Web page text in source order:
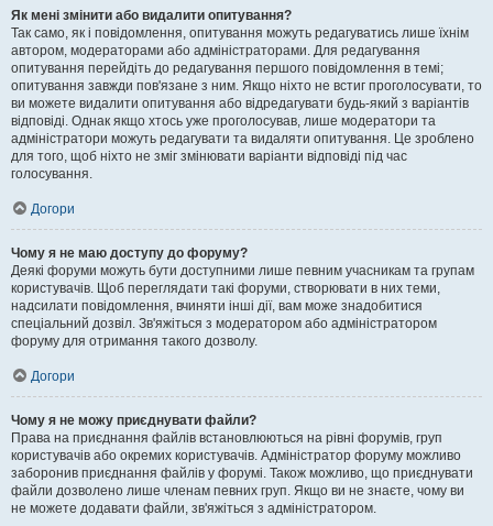
Як мені змінити або видалити опитування?
Так само, як і повідомлення, опитування можуть редагуватись лише їхнім
автором, модераторами або адміністраторами. Для редагування
опитування перейдіть до редагування першого повідомлення в темі;
опитування завжди пов'язане з ним. Якщо ніхто не встиг проголосувати, то
ви можете видалити опитування або відредагувати будь-який з варіантів
відповіді. Однак якщо хтось уже проголосував, лише модератори та
адміністратори можуть редагувати та видаляти опитування. Це зроблено
для того, щоб ніхто не зміг змінювати варіанти відповіді під час
голосування.
Догори
Чому я не маю доступу до форуму?
Деякі форуми можуть бути доступними лише певним учасникам та групам
користувачів. Щоб переглядати такі форуми, створювати в них теми,
надсилати повідомлення, вчиняти інші дії, вам може знадобитися
спеціальний дозвіл. Зв'яжіться з модератором або адміністратором
форуму для отримання такого дозволу.
Догори
Чому я не можу приєднувати файли?
Права на приєднання файлів встановлюються на рівні форумів, груп
користувачів або окремих користувачів. Адміністратор форуму можливо
заборонив приєднання файлів у форумі. Також можливо, що приєднувати
файли дозволено лише членам певних груп. Якщо ви не знаєте, чому ви
не можете додавати файли, зв'яжіться з адміністратором.